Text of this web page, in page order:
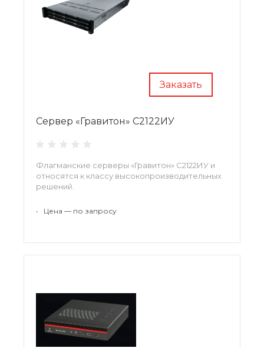
Заказать
Сервер «Гравитон» С2122ИУ
Флагманские серверы «Гравитон» С2122ИУ и
относятся к классу высокопроизводительных
решений.
• Цена — по запросу